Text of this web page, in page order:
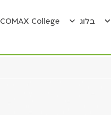
בלוג COMAX College